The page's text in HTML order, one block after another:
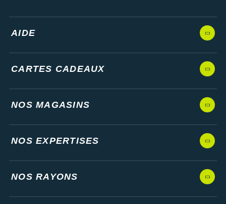
AIDE
CARTES CADEAUX
NOS MAGASINS
NOS EXPERTISES
NOS RAYONS